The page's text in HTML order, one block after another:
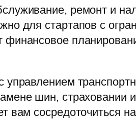
ремонт и
для стартапов с
финансовое
управлением
шин, страховании
вам сосредоточиться